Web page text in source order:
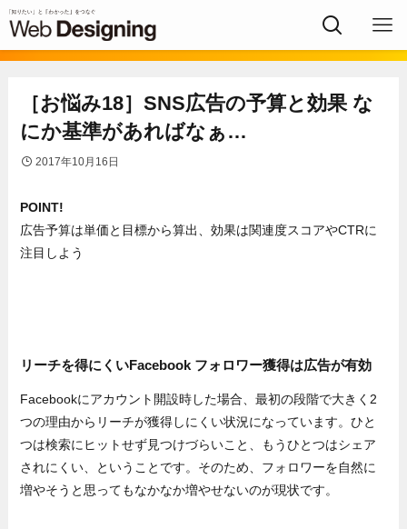
［お悩み18］SNS広告の予算と効果 な
にか基準があればなぁ…
2017年10月16日
POINT!
広告予算は単価と目標から算出、効果は関連度スコアやCTRに
注目しよう
リーチを得にくいFacebook フォロワー獲得は広告が有効
Facebookにアカウント開設時した場合、最初の段階で大きく2
つの理由からリーチが獲得しにくい状況になっています。ひと
つは検索にヒットせず見つけづらいこと、もうひとつはシェア
されにくい、ということです。そのため、フォロワーを自然に
増やそうと思ってもなかなか増やせないのが現状です。